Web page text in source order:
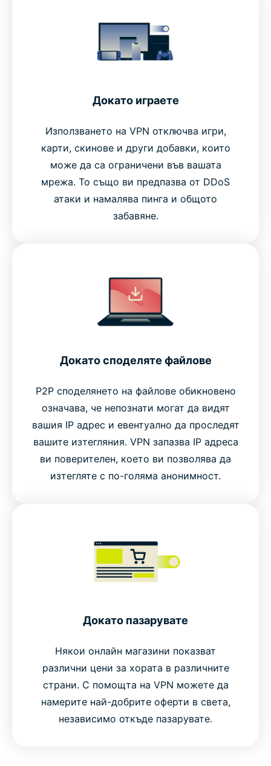
Докато играете
Използването на VPN отключва игри,
карти, скинове и други добавки, които
може да са ограничени във вашата
мрежа. То също ви предпазва от DDoS
атаки и намалява пинга и общото
забавяне.
Докато споделяте файлове
P2P споделянето на файлове обикновено
означава, че непознати могат да видят
вашия IP адрес и евентуално да проследят
вашите изтегляния. VPN запазва IP адреса
ви поверителен, което ви позволява да
изтегляте с по-голяма анонимност.
Докато пазарувате
Някои онлайн магазини показват
различни цени за хората в различните
страни. С помощта на VPN можете да
намерите най-добрите оферти в света,
независимо откъде пазарувате.